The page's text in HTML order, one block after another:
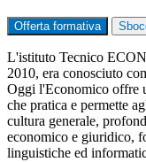
Offerta formativa
L'istituto Tecnico
2010, era conosciuto
Oggi l'Economico offre
che pratica e permette
cultura generale,
economico e giuridico,
linguistiche ed